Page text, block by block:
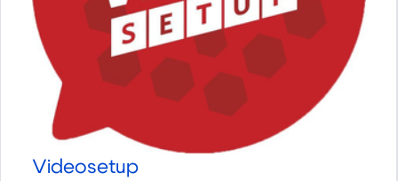
Videosetup